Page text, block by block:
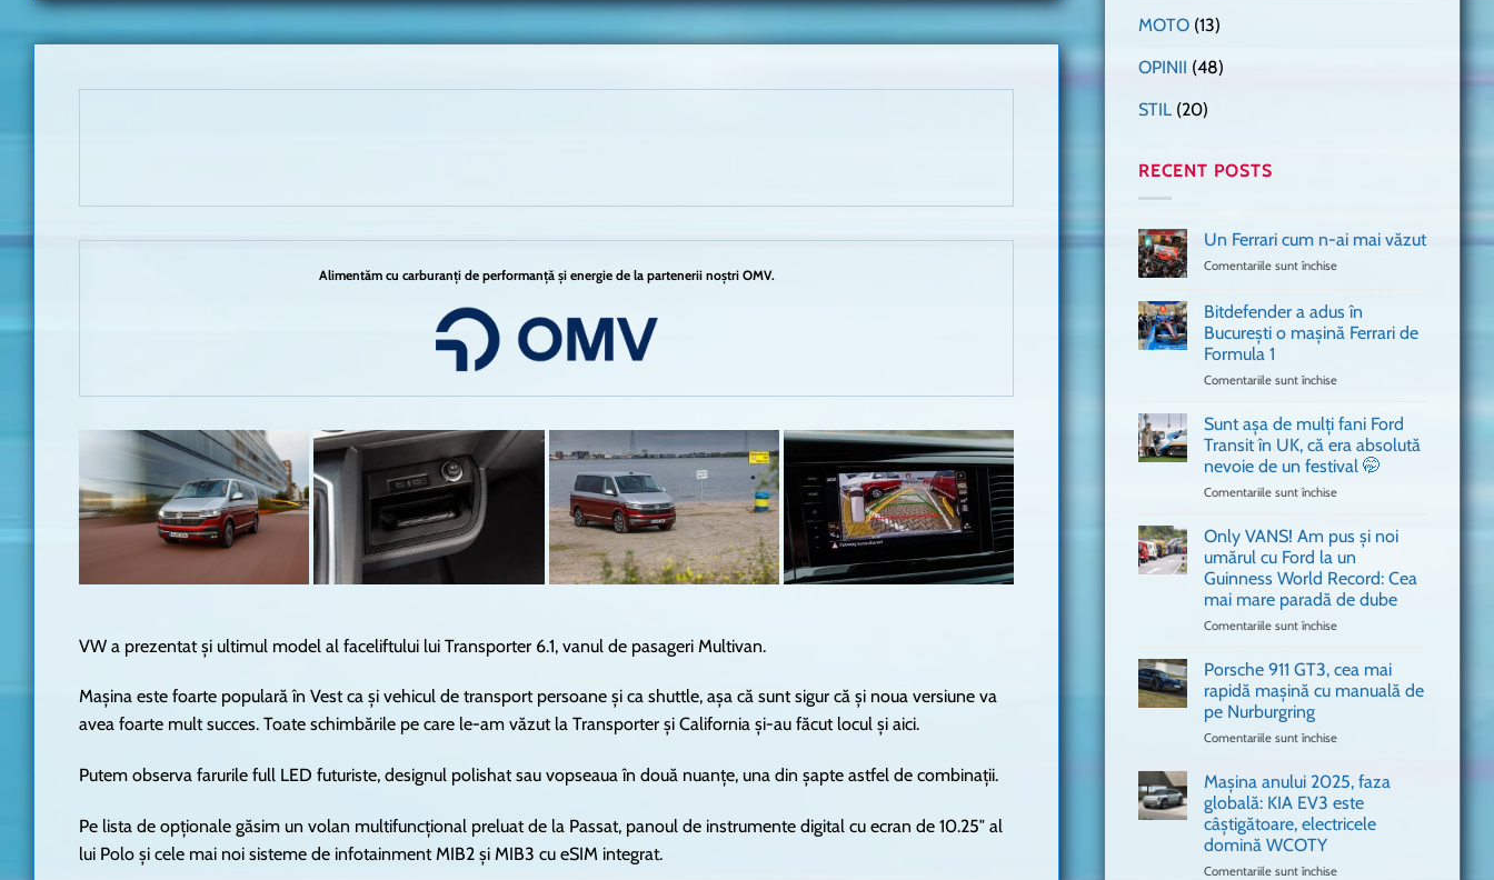
Alimentăm cu carburanți de performanță și energie de la partenerii noștri OMV.
VW a prezentat și ultimul model al faceliftului lui Transporter 6.1, vanul de pasageri Multivan.
Mașina este foarte populară în Vest ca și vehicul de transport persoane și ca shuttle, așa că sunt sigur că și noua versiune va
avea foarte mult succes. Toate schimbările pe care le-am văzut la Transporter și California și-au făcut locul și aici.
Putem observa farurile full LED futuriste, designul polishat sau vopseaua în două nuanțe, una din șapte astfel de combinații.
Pe lista de opționale găsim un volan multifuncțional preluat de la Passat, panoul de instrumente digital cu ecran de 10.25″ al
lui Polo și cele mai noi sisteme de infotainment MIB2 și MIB3 cu eSIM integrat.
MOTO (13)
OPINII (48)
STIL (20)
RECENT POSTS
Un Ferrari cum n-ai mai văzut
Comentariile sunt închise
Ferrari
cum
n-
Bitdefender a adus în
București o mașină Ferrari de
Formula 1
Comentariile sunt închise
a
adus
în
București
Ferrari
Formula
1
Sunt așa de mulți fani Ford
Transit în UK, că era absolută
nevoie de un festival 🤭
Comentariile sunt închise
de
mulți
fani
Ford
că
era
un
festival
🤭
Only VANS! Am pus și noi
umărul cu Ford la un
Guinness World Record: Cea
mai mare paradă de dube
Comentariile sunt închise
Am
pus
cu
Ford
la
un
Porsche 911 GT3, cea mai
rapidă mașină cu manuală de
pe Nurburgring
Comentariile sunt închise
911
GT3,
cea
mai
Mașina anului 2025, faza
globală: KIA EV3 este
câștigătoare, electricele
domină WCOTY
Comentariile sunt închise